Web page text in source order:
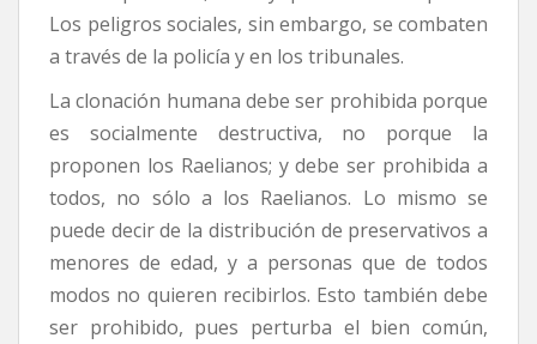
Los peligros sociales, sin embargo, se combaten
a través de la policía y en los tribunales.
La clonación humana debe ser prohibida porque
es socialmente destructiva, no porque la
proponen los Raelianos; y debe ser prohibida a
todos, no sólo a los Raelianos. Lo mismo se
puede decir de la distribución de preservativos a
menores de edad, y a personas que de todos
modos no quieren recibirlos. Esto también debe
ser prohibido, pues perturba el bien común,